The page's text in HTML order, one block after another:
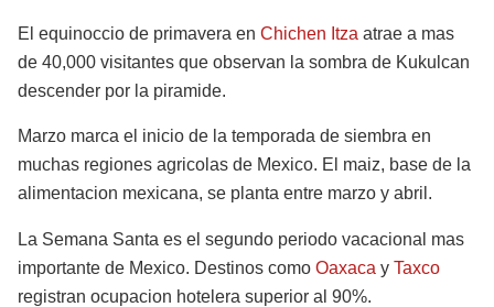
El equinoccio de primavera en Chichen Itza atrae a mas
de 40,000 visitantes que observan la sombra de Kukulcan
descender por la piramide.
Marzo marca el inicio de la temporada de siembra en
muchas regiones agricolas de Mexico. El maiz, base de la
alimentacion mexicana, se planta entre marzo y abril.
La Semana Santa es el segundo periodo vacacional mas
importante de Mexico. Destinos como Oaxaca y Taxco
registran ocupacion hotelera superior al 90%.